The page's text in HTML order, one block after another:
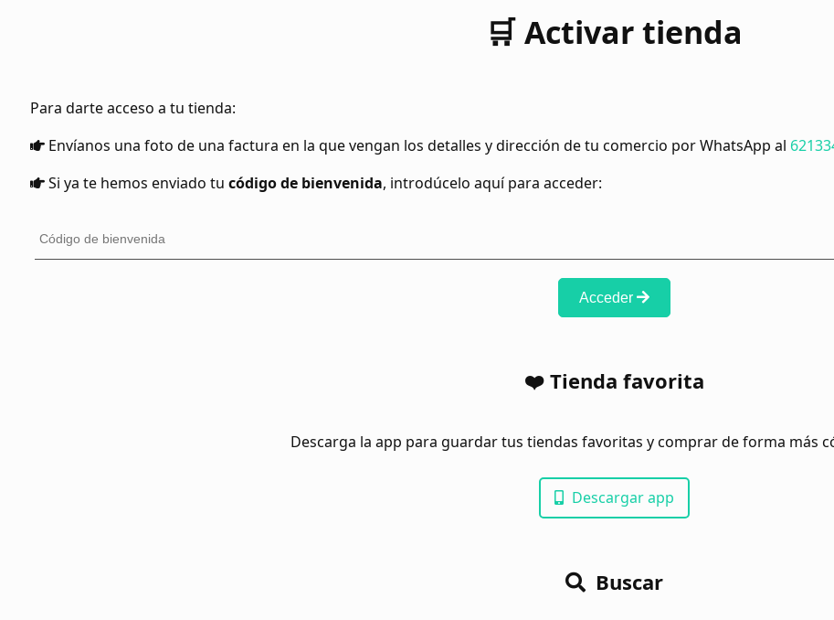
🛒 Activar tienda
Para darte acceso a tu tienda:
Envíanos una foto de una factura en la que vengan los detalles y dirección de tu comercio por WhatsApp al
Si ya te hemos enviado tu código de bienvenida, introdúcelo aquí para acceder:
Acceder
❤️ Tienda favorita
Descarga la app para guardar tus tiendas favoritas y comprar de forma más
Descargar app
Buscar